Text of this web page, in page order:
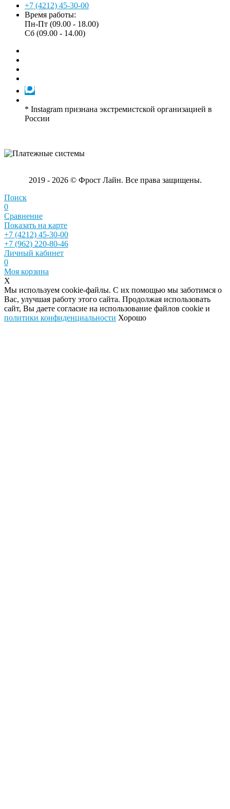
+7 (4212) 45-30-00
Время работы:
Пн-Пт (09.00 - 18.00)
Сб (09.00 - 14.00)
* Instagram признана экстремистской организацией в
России
2019 - 2026 © Фрост Лайн. Все права защищены.
Поиск
0
Сравнение
Показать на карте
+7 (4212) 45-30-00
+7 (962) 220-80-46
Личный кабинет
0
Моя корзина
X
Мы используем cookie-файлы. С их помощью мы заботимся о
Вас, улучшая работу этого сайта. Продолжая использовать
сайт, Вы даете согласие на использование файлов cookie и
политики конфиденциальности Хорошо